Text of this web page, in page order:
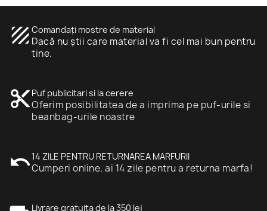
texture Comandați mostre de material
Dacă nu știi care material va fi cel mai bun pentru
tine.
content_cut Puf publicitari si la cerere
Oferim posibilitatea de a imprima pe puf-urile si
beanbag-urile noastre
undo14 ZILE PENTRU RETURNAREA MARFURII
Cumperi online, ai 14 zile pentru a returna marfa!
Livrare gratuita de la 350 lej